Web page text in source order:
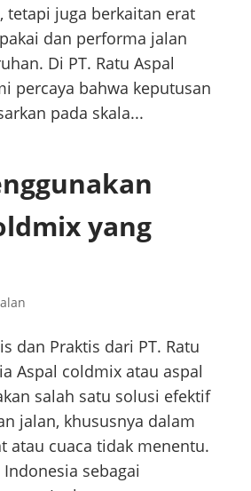
tetapi juga berkaitan erat
dan performa jalan
Di PT. Ratu Aspal
percaya bahwa keputusan
pada skala...
yang
dan Praktis dari PT. Ratu
Aspal coldmix atau aspal
salah satu solusi efektif
jalan, khususnya dalam
atau cuaca tidak menentu.
Indonesia sebagai